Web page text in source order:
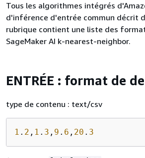
Tous les algorithmes intégrés
d'inférence d'entrée commun décrit
rubrique contient une liste des
SageMaker AI k-nearest-neighbor.
ENTRÉE : format de
type de contenu : text/csv
1 . 2 , 1 . 3 , 9 . 6 , 20 . 3